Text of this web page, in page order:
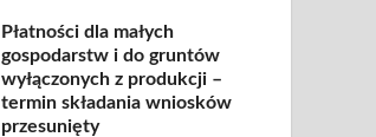
Płatności dla małych
gospodarstw i do gruntów
wyłączonych z produkcji –
termin składania wniosków
przesunięty